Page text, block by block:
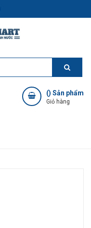
() Sản phẩm
Giỏ hàng